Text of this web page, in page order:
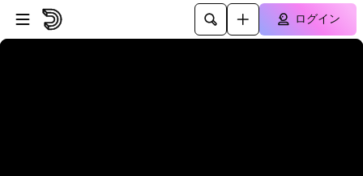
プレイヤーにスキップ
メインコンテンツにスキップ
ログイン